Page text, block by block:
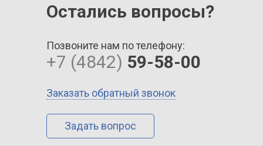
Остались вопросы?
Позвоните нам по телефону:
+7 (4842) 59-58-00
Заказать обратный звонок
Задать вопрос